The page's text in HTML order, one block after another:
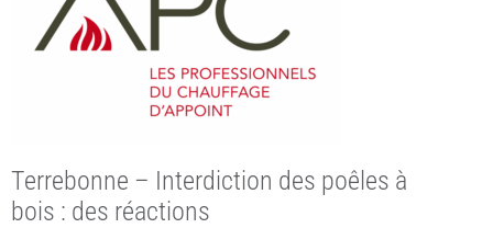
Terrebonne – Interdiction des poêles à
bois : des réactions